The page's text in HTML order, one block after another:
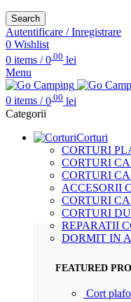
Search
Autentificare / Inregistrare
0 Wishlist
0 items / 0.00 lei
Menu
0 items / 0 .00 lei
Categorii
Corturi
CORTURI
CORTURI
CORTURI
ACCESORII
CORTURI
CORTURI
REPARATII
DORMIT IN
FEATURED
Cort